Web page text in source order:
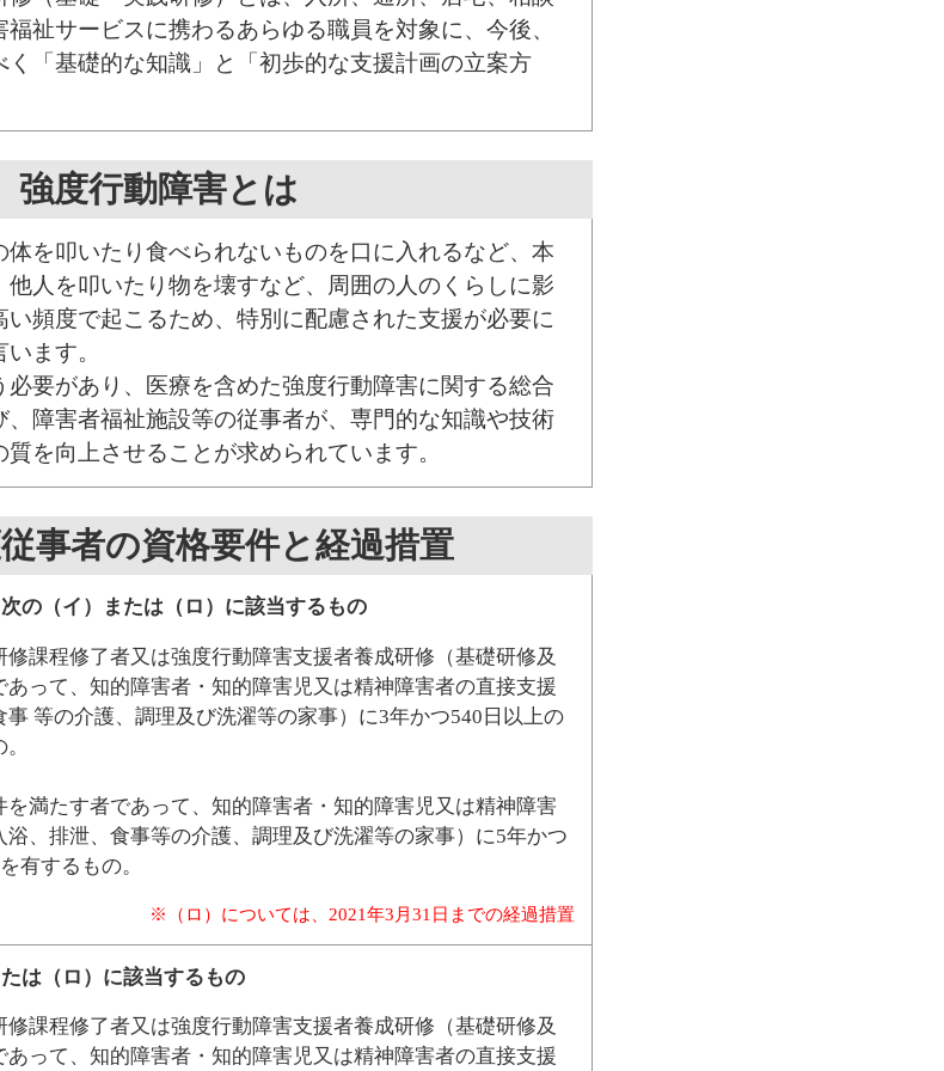
祉サービスに携わるあらゆる職員を対象に、今後、
「基礎的な知識」と「初歩的な支援計画の立案方
強度行動障害とは
を叩いたり食べられないものを口に入れるなど、本
他人を叩いたり物を壊すなど、周囲の人のくらしに影
頻度で起こるため、特別に配慮された支援が必要に
ます。
要があり、医療を含めた強度行動障害に関する総合
障害者福祉施設等の従事者が、専門的な知識や技術
を向上させることが求められています。
事者の資格要件と経過措置
の（イ）または（ロ）に該当するもの
課程修了者又は強度行動障害支援者養成研修（基礎研修及
あって、知的障害者・知的障害児又は精神障害者の直接支援
等の介護、調理及び洗濯等の家事）に3年かつ540日以上の
を満たす者であって、知的障害者・知的障害児又は精神障害
、排泄、食事等の介護、調理及び洗濯等の家事）に5年かつ
有するもの。
※（ロ）については、2021年3月31日までの経過措置
は（ロ）に該当するもの
課程修了者又は強度行動障害支援者養成研修（基礎研修及
あって、知的障害者・知的障害児又は精神障害者の直接支援